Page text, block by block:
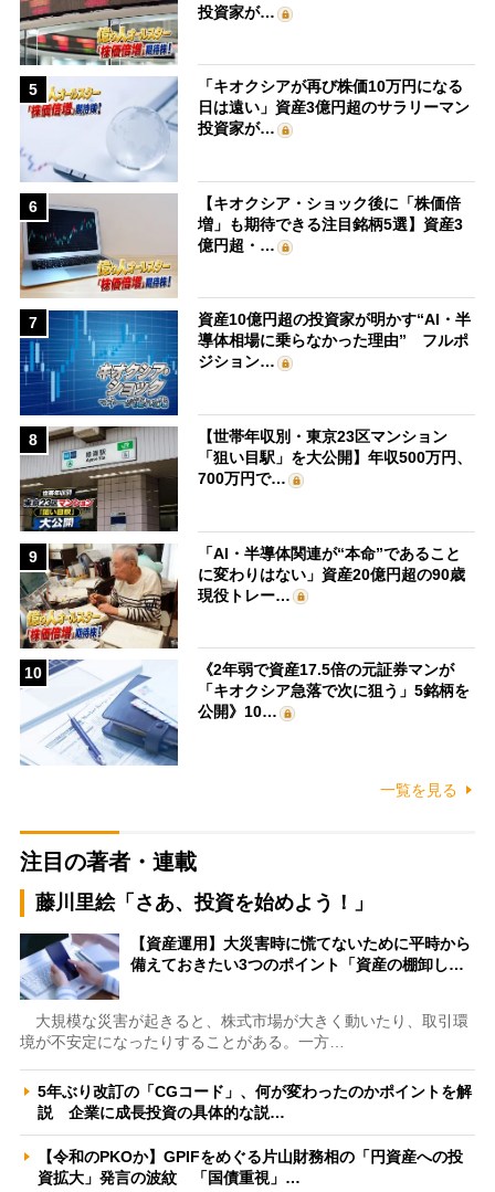
投資家が…
5
「キオクシアが再び株価10万円になる
日は遠い」資産3億円超のサラリーマン
投資家が…
6
【キオクシア・ショック後に「株価倍
増」も期待できる注目銘柄5選】資産3
億円超・…
7
資産10億円超の投資家が明かす“AI・半
導体相場に乗らなかった理由” フルポ
ジション…
8
【世帯年収別・東京23区マンション
「狙い目駅」を大公開】年収500万円、
700万円で…
9
「AI・半導体関連が“本命”であること
に変わりはない」資産20億円超の90歳
現役トレー…
10
《2年弱で資産17.5倍の元証券マンが
「キオクシア急落で次に狙う」5銘柄を
公開》10…
一覧を見る
注目の著者・連載
藤川里絵「さあ、投資を始めよう！」
【資産運用】大災害時に慌てないために平時から
備えておきたい3つのポイント「資産の棚卸し…
大規模な災害が起きると、株式市場が大きく動いたり、取引環
境が不安定になったりすることがある。一方…
5年ぶり改訂の「CGコード」、何が変わったのかポイントを解
説 企業に成長投資の具体的な説…
【令和のPKOか】GPIFをめぐる片山財務相の「円資産への投
資拡大」発言の波紋 「国債重視」…